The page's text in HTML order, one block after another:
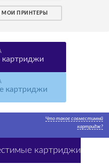
МОИ ПРИНТЕРЫ
картриджи
Что такое совместимый
картридж?
картриджи